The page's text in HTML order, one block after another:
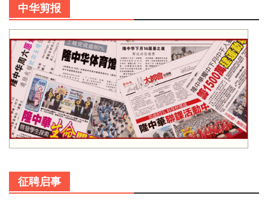
中华剪报
征聘启事